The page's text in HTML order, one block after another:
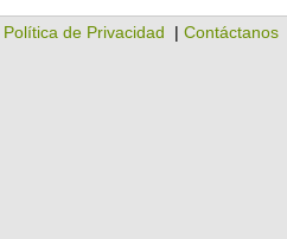
Política de Privacidad | Contáctanos